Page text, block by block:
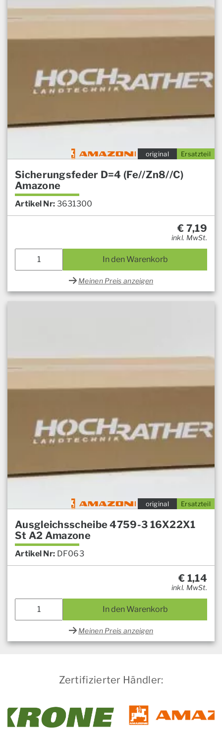
Ersatzteil
original
Sicherungsfeder D=4 (Fe//Zn8//C)
Amazone
Artikel Nr: 3631300
€ 7,19
inkl. MwSt.
In den Warenkorb
Meinen Preis anzeigen
Ersatzteil
original
Ausgleichsscheibe 4759-3 16X22X1
St A2 Amazone
Artikel Nr: DF063
€ 1,14
inkl. MwSt.
In den Warenkorb
Meinen Preis anzeigen
Zertifizierter Händler: